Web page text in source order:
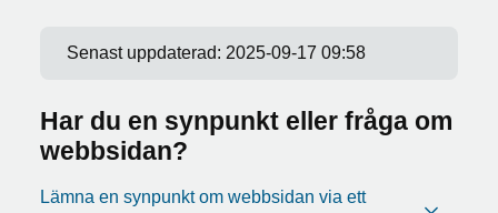
Senast uppdaterad: 2025-09-17 09:58
Har du en synpunkt eller fråga om
webbsidan?
Lämna en synpunkt om webbsidan via ett